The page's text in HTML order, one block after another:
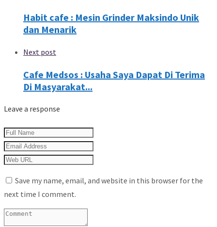
Habit cafe : Mesin Grinder Maksindo Unik
dan Menarik
Next post
Cafe Medsos : Usaha Saya Dapat Di Terima
Di Masyarakat...
Leave a response
Save my name, email, and website in this browser for the
next time I comment.